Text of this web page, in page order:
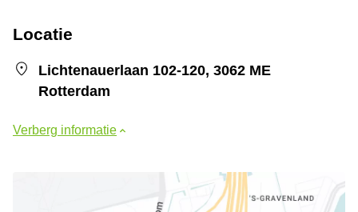
Locatie
Lichtenauerlaan 102-120, 3062 ME
Rotterdam
Verberg informatie